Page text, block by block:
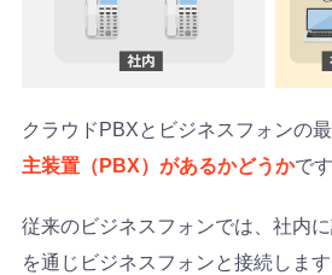
クラウドPBXとビジネスフォンの最
主装置（PBX）があるかどうかです
従来のビジネスフォンでは、社内
を通じビジネスフォンと接続します